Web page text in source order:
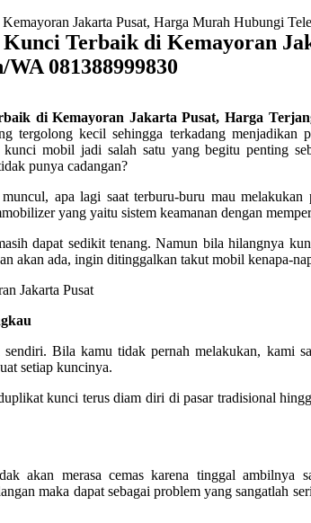
Terbaik di Kemayoran
081388999830
di Kemayoran Jakarta Pusat, Harga
tergolong kecil sehingga terkadang menjadikan
mobil jadi salah satu yang begitu penting
punya cadangan?
apa lagi saat terburu-buru mau melakukan
yang yaitu sistem keamanan dengan
dapat sedikit tenang. Namun bila hilangnya
akan ada, ingin ditinggalkan takut mobil kenapa-
Bila kamu tidak pernah melakukan, kami
setiap kuncinya.
kunci terus diam diri di pasar tradisional
akan merasa cemas karena tinggal ambilnya
maka dapat sebagai problem yang sangatlah